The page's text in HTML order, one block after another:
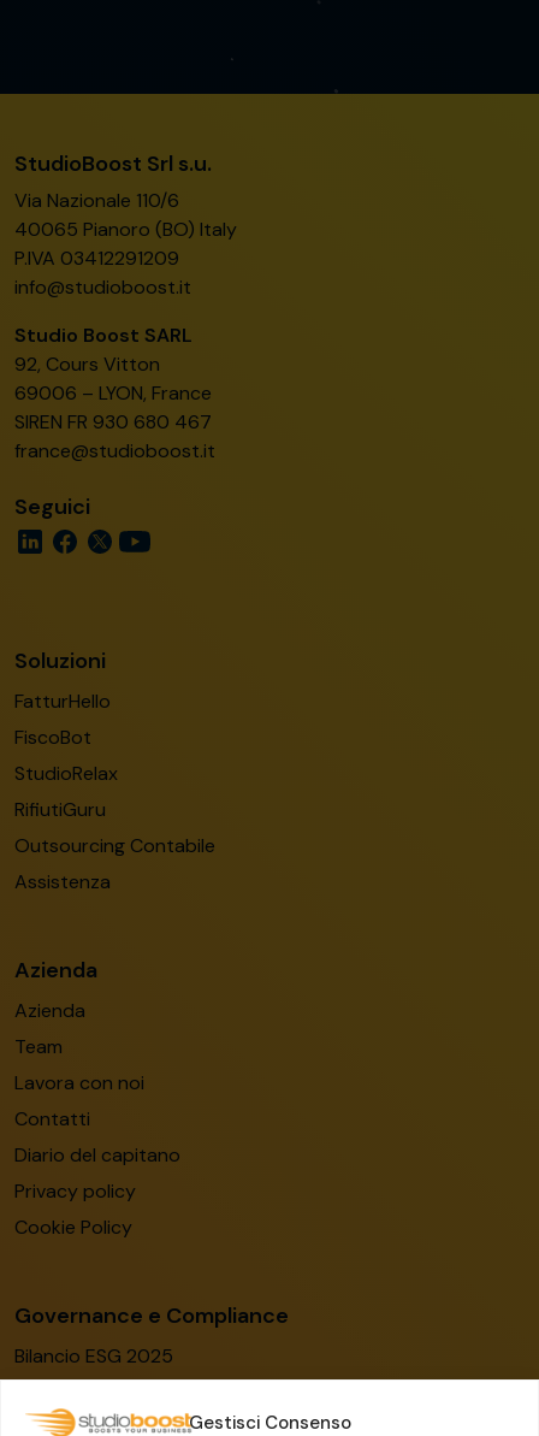
Gestisci Consenso
StudioBoost Srl s.u.
Via Nazionale 110/6
40065 Pianoro (BO) Italy
P.IVA 03412291209
info@studioboost.it
Studio Boost SARL
92, Cours Vitton
69006 – LYON, France
SIREN FR 930 680 467
france@studioboost.it
Seguici
Soluzioni
FatturHello
FiscoBot
StudioRelax
RifiutiGuru
Outsourcing Contabile
Assistenza
Azienda
Azienda
Team
Lavora con noi
Contatti
Diario del capitano
Privacy policy
Cookie Policy
Governance e Compliance
Bilancio ESG 2025
Modello organizzativo